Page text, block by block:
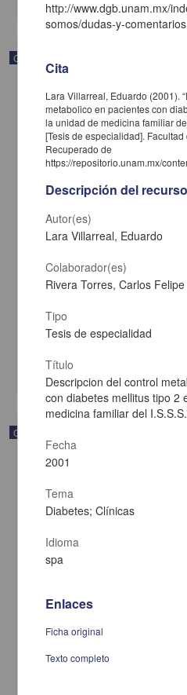
Correspondencia postal
Carta de José María Maytorena a
Maytorena, José María
[sin fecha]
Correspondencia postal
Carta de Francisco Martínez Baca a
http://www.dgb.unam.mx/
somos/dudas-y-comentarios
Cita
Lara Villarreal, Eduardo (2001).
metabolico en pacientes con
la unidad de medicina familiar
[Tesis de especialidad].
Recuperado de
https://repositorio.unam.mx/
Descripción del recurso
Autor(es)
Lara Villarreal, Eduardo
Colaborador(es)
Rivera Torres, Carlos
Tipo
Tesis de especialidad
Título
Descripcion del control
con diabetes mellitus tipo 2
medicina familiar del
Fecha
2001
Tema
Diabetes; Clínicas
Idioma
spa
Enlaces
Ficha original
Texto completo